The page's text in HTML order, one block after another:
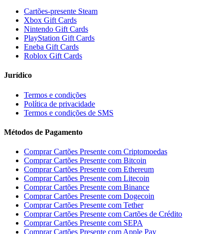
Cartões-presente Steam
Xbox Gift Cards
Nintendo Gift Cards
PlayStation Gift Cards
Eneba Gift Cards
Roblox Gift Cards
Jurídico
Termos e condições
Política de privacidade
Termos e condições de SMS
Métodos de Pagamento
Comprar Cartões Presente com Criptomoedas
Comprar Cartões Presente com Bitcoin
Comprar Cartões Presente com Ethereum
Comprar Cartões Presente com Litecoin
Comprar Cartões Presente com Binance
Comprar Cartões Presente com Dogecoin
Comprar Cartões Presente com Tether
Comprar Cartões Presente com Cartões de Crédito
Comprar Cartões Presente com SEPA
Comprar Cartões Presente com Apple Pay